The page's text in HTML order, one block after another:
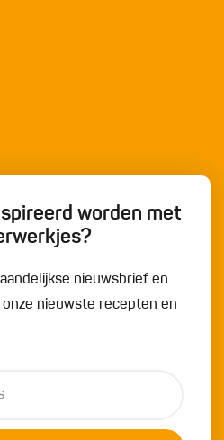
worden met
nieuwsbrief en
nieuwste recepten en